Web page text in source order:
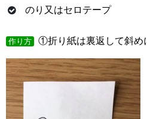
のり又はセロテープ
作り方 ①折り紙は裏返して斜め